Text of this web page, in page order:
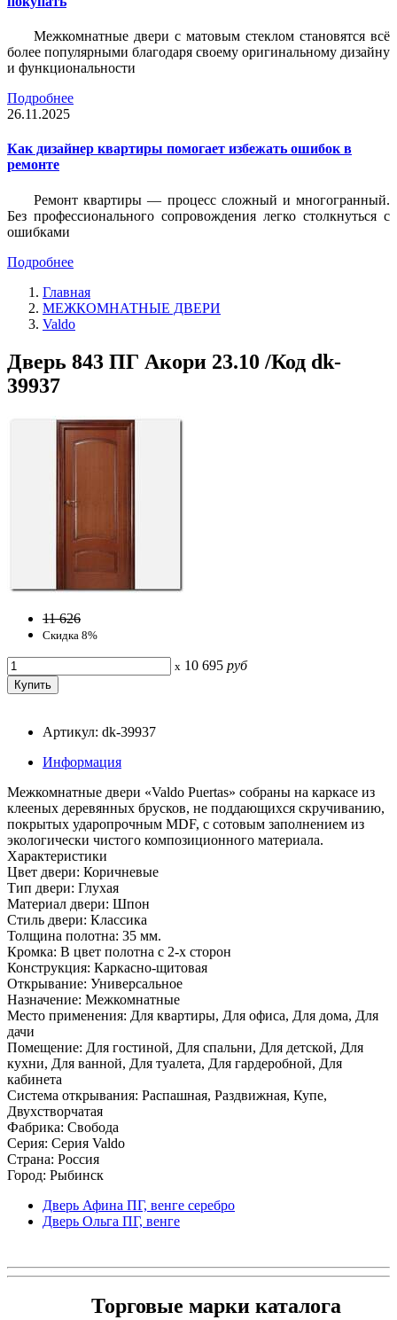
Межкомнатные двери с матовым стеклом становятся всё
более популярными благодаря своему оригинальному дизайну
и функциональности
Подробнее
26.11.2025
Как дизайнер квартиры помогает избежать ошибок в
ремонте
Ремонт квартиры — процесс сложный и многогранный.
Без профессионального сопровождения легко столкнуться с
ошибками
Подробнее
Главная
МЕЖКОМНАТНЫЕ ДВЕРИ
Valdo
Дверь 843 ПГ Акори 23.10 /Код dk-
39937
11 626
Скидка 8%
x 10 695 руб
Артикул: dk-39937
Информация
Межкомнатные двери «Valdo Puertas» собраны на каркасе из
клееных деревянных брусков, не поддающихся скручиванию,
покрытых ударопрочным MDF, с сотовым заполнением из
экологически чистого композиционного материала.
Характеристики
Цвет двери: Коричневые
Тип двери: Глухая
Материал двери: Шпон
Стиль двери: Классика
Толщина полотна: 35 мм.
Кромка: В цвет полотна с 2-х сторон
Конструкция: Каркасно-щитовая
Открывание: Универсальное
Назначение: Межкомнатные
Место применения: Для квартиры, Для офиса, Для дома, Для
дачи
Помещение: Для гостиной, Для спальни, Для детской, Для
кухни, Для ванной, Для туалета, Для гардеробной, Для
кабинета
Система открывания: Распашная, Раздвижная, Купе,
Двухстворчатая
Фабрика: Свобода
Серия: Серия Valdo
Страна: Россия
Город: Рыбинск
Дверь Афина ПГ, венге серебро
Дверь Ольга ПГ, венге
Торговые марки каталога